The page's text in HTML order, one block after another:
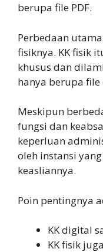
berupa file PDF.
Perbedaan
fisiknya. KK fisik
khusus dan
hanya berupa file
Meskipun
fungsi dan
keperluan
oleh instansi
keasliannya.
Poin pentingnya
KK digital
KK fisik